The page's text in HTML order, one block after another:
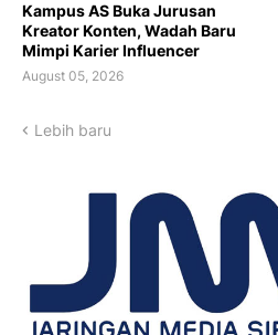
Kampus AS Buka Jurusan
Kreator Konten, Wadah Baru
Mimpi Karier Influencer
August 05, 2026
Lebih baru